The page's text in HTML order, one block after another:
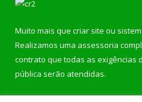
Muito mais que criar site ou
Realizamos uma assessoria
contrato que todas as exigências
pública serão atendidas.